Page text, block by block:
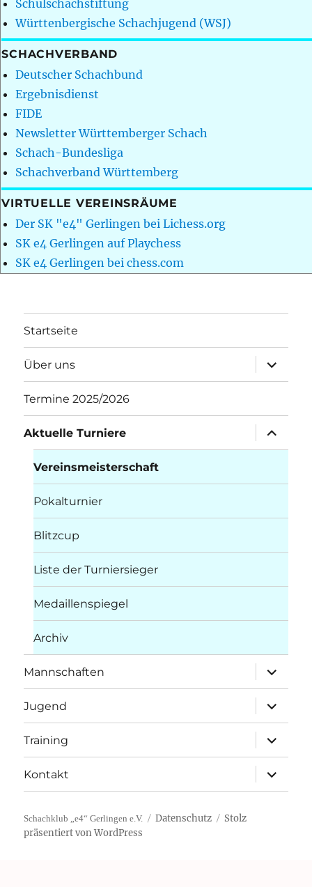
Schulschachstiftung
Württenbergische Schachjugend (WSJ)
SCHACHVERBAND
Deutscher Schachbund
Ergebnisdienst
FIDE
Newsletter Württemberger Schach
Schach-Bundesliga
Schachverband Württemberg
VIRTUELLE VEREINSRÄUME
Der SK "e4" Gerlingen bei Lichess.org
SK e4 Gerlingen auf Playchess
SK e4 Gerlingen bei chess.com
Startseite
Über uns
öffnen
Termine 2025/2026
Aktuelle Turniere
öffnen
Vereinsmeisterschaft
Pokalturnier
Blitzcup
Liste der Turniersieger
Medaillenspiegel
Archiv
Mannschaften
öffnen
Jugend
öffnen
Training
öffnen
Kontakt
öffnen
Schachklub „e4“ Gerlingen e.V. Datenschutz
Stolz
präsentiert von WordPress